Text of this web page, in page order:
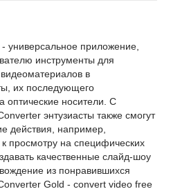
- универсальное приложение,
инструменты для
в
их последующего
оптические носители. С
энтузиасты также смогут
действия, например,
просмотру на специфических
качественные слайд-шоу
из понравившихся
Gold - convert video free